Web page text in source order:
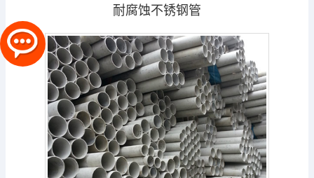
耐腐蚀不锈钢管